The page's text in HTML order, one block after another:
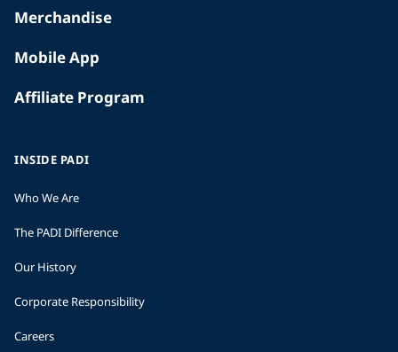
Merchandise
Mobile App
Affiliate Program
INSIDE PADI
Who We Are
The PADI Difference
Our History
Corporate Responsibility
Careers